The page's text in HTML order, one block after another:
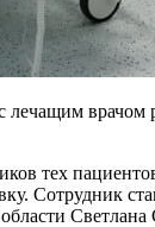
тех
Сотрудник
Светлана